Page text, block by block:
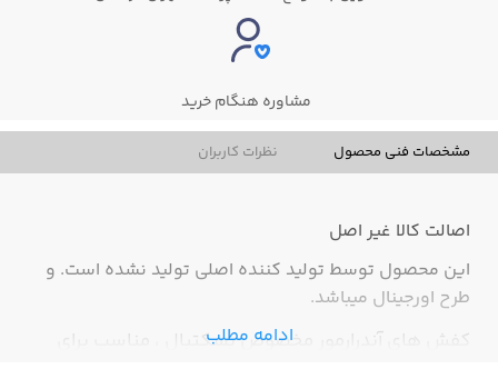
مشاوره هنگام خرید
مشخصات فنی محصول نظرات کاربران
اصالت کالا غیر اصل
این محصول توسط تولید کننده اصلی تولید نشده است. و
طرح اورجینال میباشد.
کفش های آندرارمور مخصوص بسکتبال ، مناسب برای
ادامه مطلب